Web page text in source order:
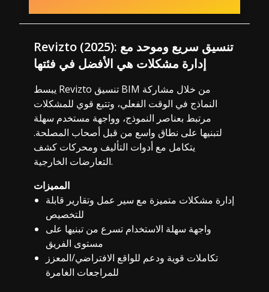
Revizto (2025): تنسيق سريع وموحد مع
إدارة مشكلات هي الأفضل في فئتها
يبسط Revizto تنسيق BIM من خلال مشاركة
النماذج في الوقت الفعلي، وتتبع قوي للمشكلات
مرتبط بعناصر النموذج، وواجهة مستخدم سهلة
لتبنيها على نطاق واسع من قبل أصحاب المصلحة.
يتكامل مع أدوات التأليف ومحركات كشف
التعارضات الخارجية.
المميزات
إدارة مشكلات متميزة مع سير عمل وتقارير قابلة
للتخصيص
واجهة سهلة الاستخدام تسرع من تبنيها على
مستوى الفريق
تكاملات قوية ودعم للواقع الافتراضي/المعزز
للمراجعات الغامرة